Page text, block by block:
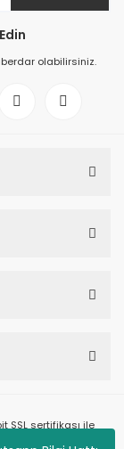
olabilirsiniz.
SSL sertifikası ile